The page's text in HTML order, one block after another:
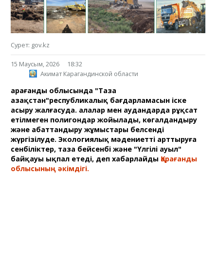
Сурет: gov.kz
15 Маусым, 2026
18:32
Акимат Карагандинской области
Қарағанды облысында "Таза
Қазақстан"республикалық бағдарламасын іске
асыру жалғасуда. Қалалар мен аудандарда рұқсат
етілмеген полигондар жойылады, көгалдандыру
және абаттандыру жұмыстары белсенді
жүргізілуде. Экологиялық мәдениетті арттыруға
сенбіліктер, таза бейсенбі және "Үлгілі ауыл"
байқауы ықпал етеді, деп хабарлайды Қарағанды
облысының әкімдігі.